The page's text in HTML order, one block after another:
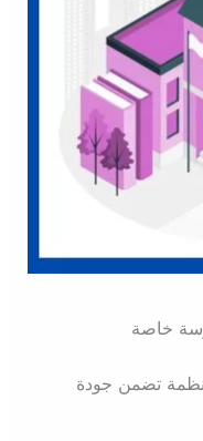
خاصة
تضمن جودة